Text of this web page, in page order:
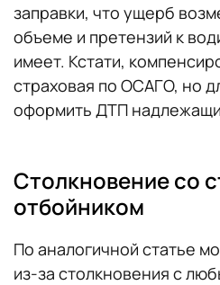
заправки, что ущерб
объеме и претензий к
имеет. Кстати,
страховая по ОСАГО, но
оформить ДТП
Столкновение со
отбойником
По аналогичной статье
из-за столкновения с